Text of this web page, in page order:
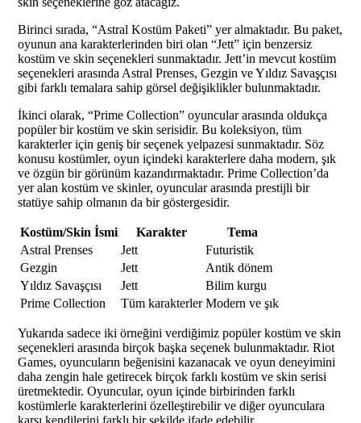
Birinci sırada, “Astral Kostüm Paketi” yer almaktadır. Bu paket,
oyunun ana karakterlerinden biri olan “Jett” için benzersiz
kostüm ve skin seçenekleri sunmaktadır. Jett’in mevcut kostüm
seçenekleri arasında Astral Prenses, Gezgin ve Yıldız Savaşçısı
gibi farklı temalara sahip görsel değişiklikler bulunmaktadır.
İkinci olarak, “Prime Collection” oyuncular arasında oldukça
popüler bir kostüm ve skin serisidir. Bu koleksiyon, tüm
karakterler için geniş bir seçenek yelpazesi sunmaktadır. Söz
konusu kostümler, oyun içindeki karakterlere daha modern, şık
ve özgün bir görünüm kazandırmaktadır. Prime Collection’da
yer alan kostüm ve skinler, oyuncular arasında prestijli bir
statüye sahip olmanın da bir göstergesidir.
Kostüm/Skin İsmi Karakter
Tema
Astral Prenses
Jett
Futuristik
Gezgin
Jett
Antik dönem
Yıldız Savaşçısı
Jett
Bilim kurgu
Prime Collection
Tüm karakterler Modern ve şık
Yukarıda sadece iki örneğini verdiğimiz popüler kostüm ve skin
seçenekleri arasında birçok başka seçenek bulunmaktadır. Riot
Games, oyuncuların beğenisini kazanacak ve oyun deneyimini
daha zengin hale getirecek birçok farklı kostüm ve skin serisi
üretmektedir. Oyuncular, oyun içinde birbirinden farklı
kostümlerle karakterlerini özelleştirebilir ve diğer oyunculara
karşı kendilerini farklı bir şekilde ifade edebilir.